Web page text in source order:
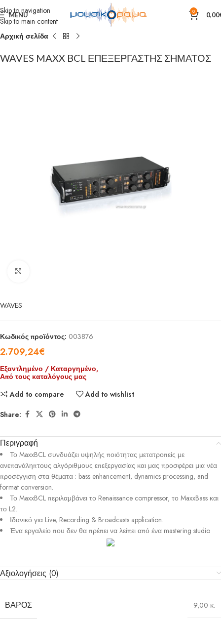
Skip to navigation
Skip to main content
MENU 0 0,00
Αρχική σελίδα
WAVES MAXX BCL ΕΠΕΞΕΡΓΑΣΤΗΣ ΣΗΜΑΤΟΣ
WAVES
Κωδικός προϊόντος: 003876
2.709,24€
Εξαντλημένο / Καταργημένο,
Από τους καταλόγους μας
Add to compare
Add to wishlist
Share:
Περιγραφή
Το MaxxBCL συνδυάζει υψηλής ποιότητας μετατροπείς με
ανεπανάληπτους αλγόριθμους επεξεργασίας και μας προσφέρει μια νέα
προσέγγιση στα θέματα : bass enhancement, dynamics processing, and
format conversion.
Το MaxxBCL περιλαμβάνει το Renaissance compressor, το MaxxBass και
το L2.
Ιδανικό για Live, Recording & Broadcasts application.
Ένα εργαλείο που δεν θα πρέπει να λείπει από ένα mastering studio
Αξιολογήσεις (0)
ΒΆΡΟΣ 9,00 κ.